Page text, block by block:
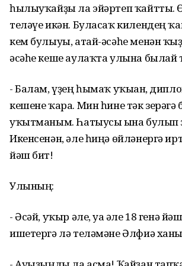
һылыуҡайҙы ла эйәртеп ҡайтты.
теләүе икән. Буласаҡ килендең
кем булыуы, атай-әсәһе менән
әсәһе кеше аулаҡта улына былай
- Балам, үҙең һымаҡ уҡыған,
кешене ҡара. Мин һине тәк
уҡытманым. Һатыусы ғына булып
Икенсенән, әле һиңә өйләнергә
йәш бит!
Улының:
- Әсәй, уҡыр әле, уға әле 18 генә
ишетергә лә теләмәне Әлфиә